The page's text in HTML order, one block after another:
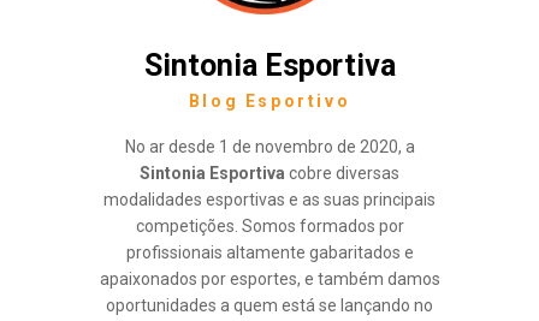
Sintonia Esportiva
Blog Esportivo
No ar desde 1 de novembro de 2020, a
Sintonia Esportiva cobre diversas
modalidades esportivas e as suas principais
competições. Somos formados por
profissionais altamente gabaritados e
apaixonados por esportes, e também damos
oportunidades a quem está se lançando no